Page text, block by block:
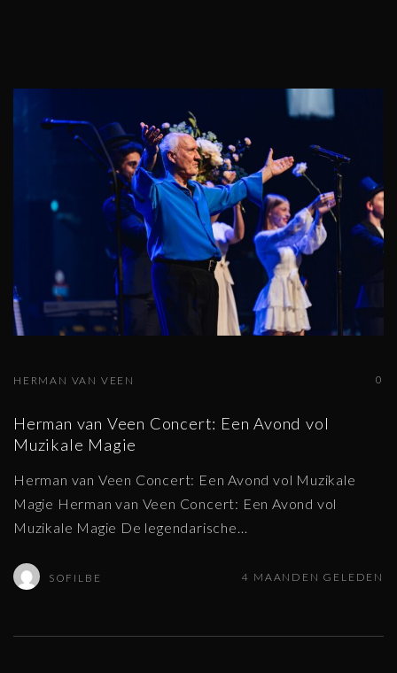
0
HERMAN VAN VEEN
Herman van Veen Concert: Een Avond vol
Muzikale Magie
Herman van Veen Concert: Een Avond vol Muzikale
Magie Herman van Veen Concert: Een Avond vol
Muzikale Magie De legendarische…
SOFILBE 4 MAANDEN GELEDEN